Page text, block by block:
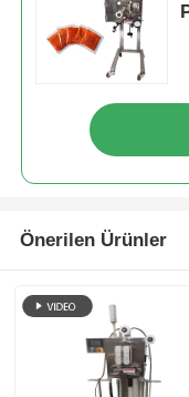
Önerilen Ürünler